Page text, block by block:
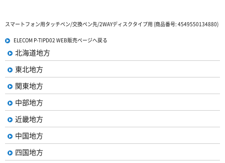
スマートフォン用タッチペン/交換ペン先/2WAYディスクタイプ用 (商品番号: 4549550134880)
ELECOM P-TIPD02 WEB販売ページへ戻る
北海道地方
東北地方
関東地方
中部地方
近畿地方
中国地方
四国地方